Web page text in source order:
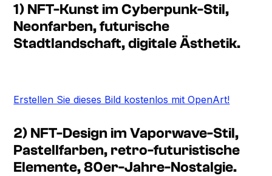
1) NFT-Kunst im Cyberpunk-Stil,
Neonfarben, futurische
Stadtlandschaft, digitale Ästhetik.
Erstellen Sie dieses Bild kostenlos mit OpenArt!
2) NFT-Design im Vaporwave-Stil,
Pastellfarben, retro-futuristische
Elemente, 80er-Jahre-Nostalgie.